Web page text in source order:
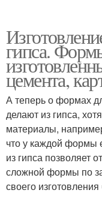
гипса.
цемента,
А теперь о формах
делают из гипса,
материалы,
что у каждой формы
из гипса позволяет
сложной формы по
своего